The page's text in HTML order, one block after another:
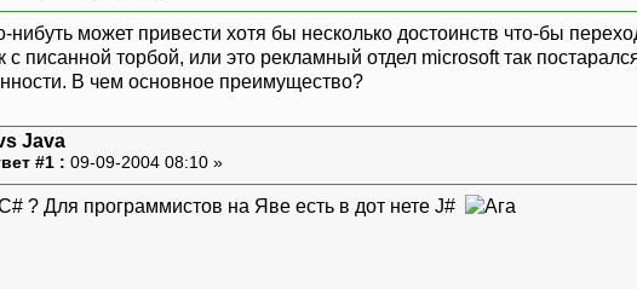
нибуть может привести хотя бы несколько достоинств что-бы
с писанной торбой, или это рекламный отдел microsoft так
В чем основное преимущество?
Java
#1 : 09-09-2004 08:10 »
? Для программистов на Яве есть в дот нете J#